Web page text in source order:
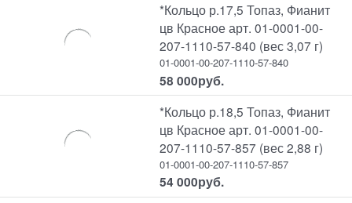
*Кольцо р.17,5 Топаз, Фианит
цв Красное арт. 01-0001-00-
207-1110-57-840 (вес 3,07 г)
01-0001-00-207-1110-57-840
58 000руб.
*Кольцо р.18,5 Топаз, Фианит
цв Красное арт. 01-0001-00-
207-1110-57-857 (вес 2,88 г)
01-0001-00-207-1110-57-857
54 000руб.